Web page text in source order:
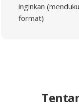
inginkan
format)